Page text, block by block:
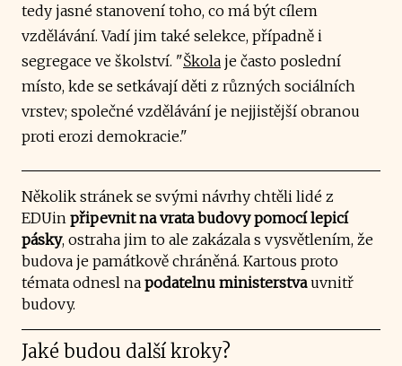
tedy jasné stanovení toho, co má být cílem
vzdělávání. Vadí jim také selekce, případně i
segregace ve školství. "Škola je často poslední
místo, kde se setkávají děti z různých sociálních
vrstev; společné vzdělávání je nejjistější obranou
proti erozi demokracie."
Několik stránek se svými návrhy chtěli lidé z
EDUin připevnit na vrata budovy pomocí lepicí
pásky, ostraha jim to ale zakázala s vysvětlením, že
budova je památkově chráněná. Kartous proto
témata odnesl na podatelnu ministerstvauvnitř
budovy.
Jaké budou další kroky?